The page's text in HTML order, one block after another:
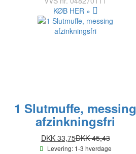
KØB HER »
1 Slutmuffe, messing
afzinkningsfri
DKK 33,75DKK 45,43
Levering: 1-3 hverdage